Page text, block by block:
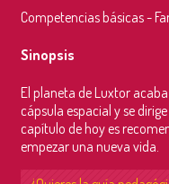
Competencias básicas -
Sinopsis
El planeta de Luxtor
cápsula espacial y se
capítulo de hoy es
empezar una nueva vida.